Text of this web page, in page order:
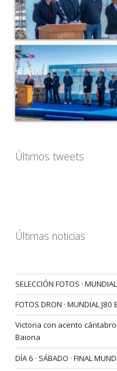
Últimos tweets
Últimas noticias
SELECCIÓN FOTOS ·
FOTOS DRON · MUNDIAL
Victoria con acento
Baiona
DÍA 6 · SÁBADO · FINAL